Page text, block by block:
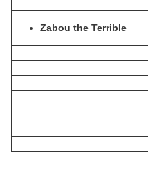
Zabou the Terrible